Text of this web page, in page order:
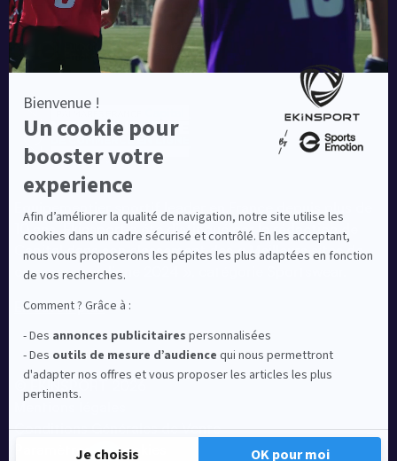
Equipementier sportif leader en France depuis plus de
10 ans, Ekinsport a été distingué par la rédaction de
Capital dans son classement des « Meilleurs sites de
commerce en ligne 2024 », catégorie Sportswear.
En savoir plus
© EKINSPORT 2026
Conditions Générales de Vente
Paramètres de cookies